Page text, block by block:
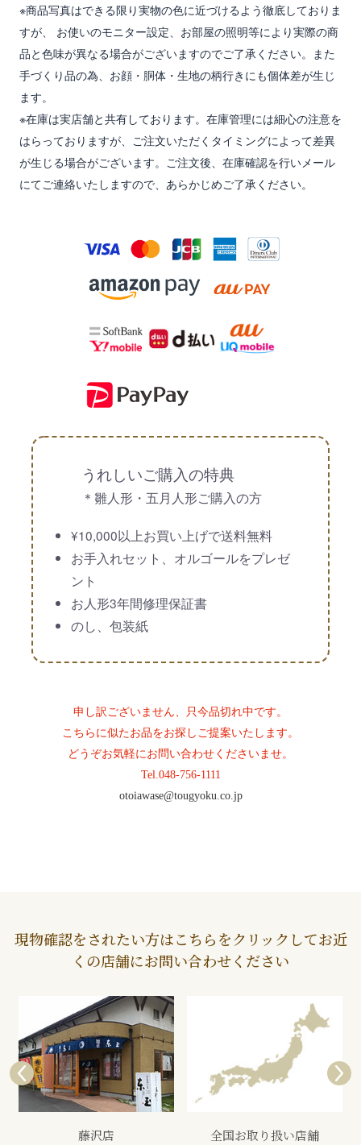
※商品写真はできる限り実物の色に近づけるよう徹底しておりま
すが、 お使いのモニター設定、お部屋の照明等により実際の商
品と色味が異なる場合がございますのでご了承ください。また
手づくり品の為、お顔・胴体・生地の柄行きにも個体差が生じ
ます。
※在庫は実店舗と共有しております。在庫管理には細心の注意を
はらっておりますが、ご注文いただくタイミングによって差異
が生じる場合がございます。ご注文後、在庫確認を行いメール
にてご連絡いたしますので、あらかじめご了承ください。
うれしいご購入の特典
＊雛人形・五月人形ご購入の方
¥10,000以上お買い上げで送料無料
お手入れセット、オルゴールをプレゼ
ント
お人形3年間修理保証書
のし、包装紙
申し訳ございません、只今品切れ中です。
こちらに似たお品をお探しご提案いたします。
どうぞお気軽にお問い合わせくださいませ。
Tel. 048-756-1111
otoiawase@tougyoku.co.jp
現物確認をされたい方はこちらをクリックしてお近
くの店舗にお問い合わせください
全国お取り扱い店舗 展示会